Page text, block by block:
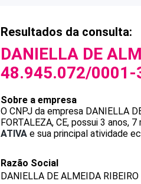
Resultados da consulta:
DANIELLA DE
48.945.072/0001-
Sobre a empresa
O CNPJ da empresa DANIELLA
FORTALEZA, CE, possui 3
ATIVA e sua principal atividade
Razão Social
DANIELLA DE ALMEIDA